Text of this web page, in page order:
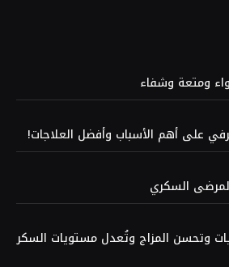
ومتعة وشفاء
على أهم الأسباب وأفضل العلاجات!
السكري
وتحسن المزاج وتُعدل مستويات السكر